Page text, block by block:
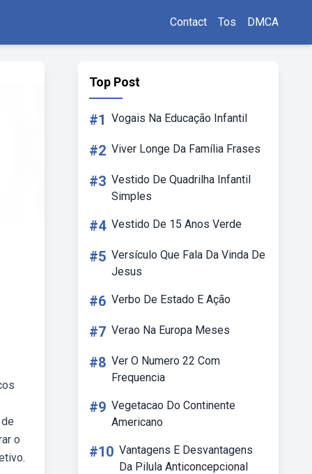
Contact Tos DMCA
o
Top Post
#1 Vogais Na Educação Infantil
#2 Viver Longe Da Família Frases
#3 Vestido De Quadrilha Infantil
Simples
#4 Vestido De 15 Anos Verde
#5 Versículo Que Fala Da Vinda De
Jesus
#6 Verbo De Estado E Ação
#7 Verao Na Europa Meses
#8 Ver O Numero 22 Com
Frequencia
#9 Vegetacao Do Continente
Americano
#10 Vantagens E Desvantagens
Da Pilula Anticoncepcional